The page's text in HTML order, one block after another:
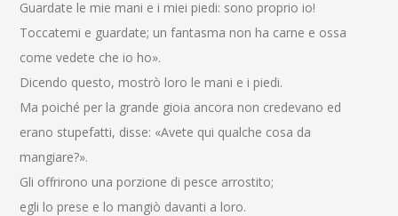
Guardate le mie mani e i miei piedi: sono proprio io!
Toccatemi e guardate; un fantasma non ha carne e ossa
come vedete che io ho».
Dicendo questo, mostrò loro le mani e i piedi.
Ma poiché per la grande gioia ancora non credevano ed
erano stupefatti, disse: «Avete qui qualche cosa da
mangiare?».
Gli offrirono una porzione di pesce arrostito;
egli lo prese e lo mangiò davanti a loro.